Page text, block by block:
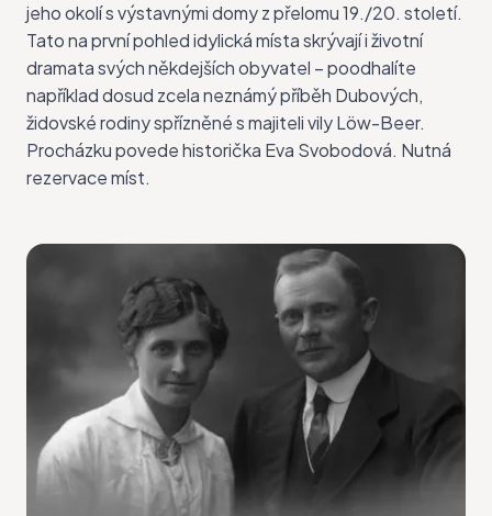
jeho okolí s výstavnými domy z přelomu 19./20. století.
Tato na první pohled idylická místa skrývají i životní
dramata svých někdejších obyvatel – poodhalíte
například dosud zcela neznámý příběh Dubových,
židovské rodiny spřízněné s majiteli vily Löw-Beer.
Procházkupovede historička Eva Svobodová. Nutná
rezervace míst.